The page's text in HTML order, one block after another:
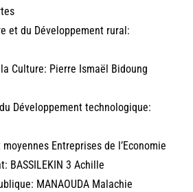
et du Développement rural:
Culture: Pierre Ismaël Bidoung
Développement technologique:
Entreprises de l’Economie
BASSILEKIN 3 Achille
MANAOUDA Malachie